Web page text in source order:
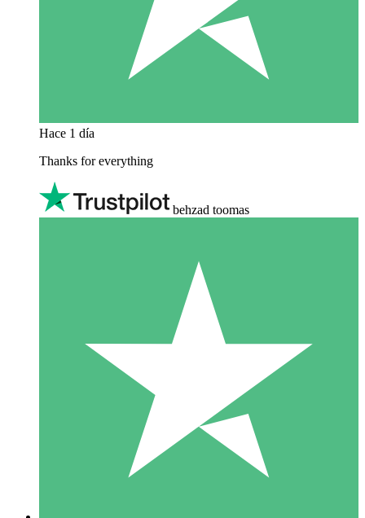
Hace 1 día
Thanks for everything
behzad toomas